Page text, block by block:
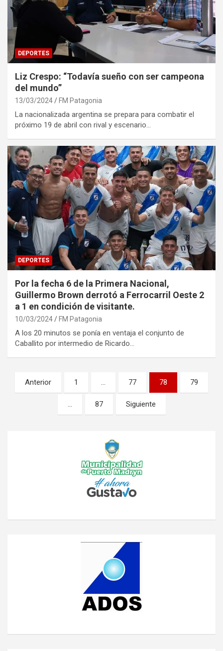
DEPORTES
Liz Crespo: “Todavía sueño con ser campeona
del mundo”
13/03/2024 FM Patagonia
La nacionalizada argentina se prepara para combatir el
próximo 19 de abril con rival y escenario…
DEPORTES
Por la fecha 6 de la Primera Nacional,
Guillermo Brown derrotó a Ferrocarril Oeste 2
a 1 en condición de visitante.
10/03/2024 FM Patagonia
A los 20 minutos se ponía en ventaja el conjunto de
Caballito por intermedio de Ricardo…
Paginación
de
Anterior 1 … 77 78 79
… 87 Siguiente